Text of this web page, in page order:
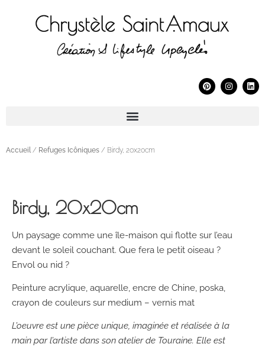
Accueil / Refuges Icôniques / Birdy, 20x20cm
Birdy, 20x20cm
Un paysage comme une île-maison qui flotte sur l’eau
devant le soleil couchant. Que fera le petit oiseau ?
Envol ou nid ?
Peinture acrylique, aquarelle, encre de Chine, poska,
crayon de couleurs sur medium – vernis mat
L’oeuvre est une pièce unique, imaginée et réalisée à la
main par l’artiste dans son atelier de Touraine. Elle est